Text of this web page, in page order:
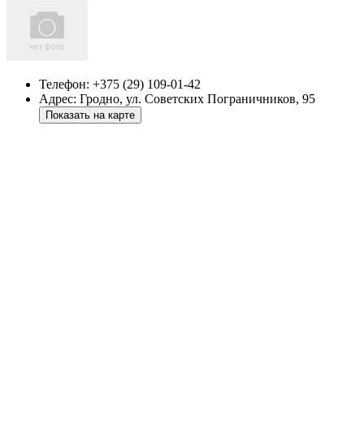
Телефон: +375 (29) 109-01-42
Адрес: Гродно, ул. Советских Пограничников, 95